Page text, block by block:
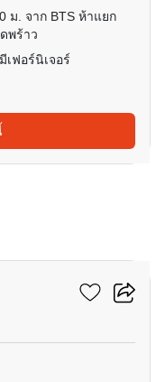
ม. จาก BTS ห้าแยก
พร้าว
เฟอร์นิเจอร์